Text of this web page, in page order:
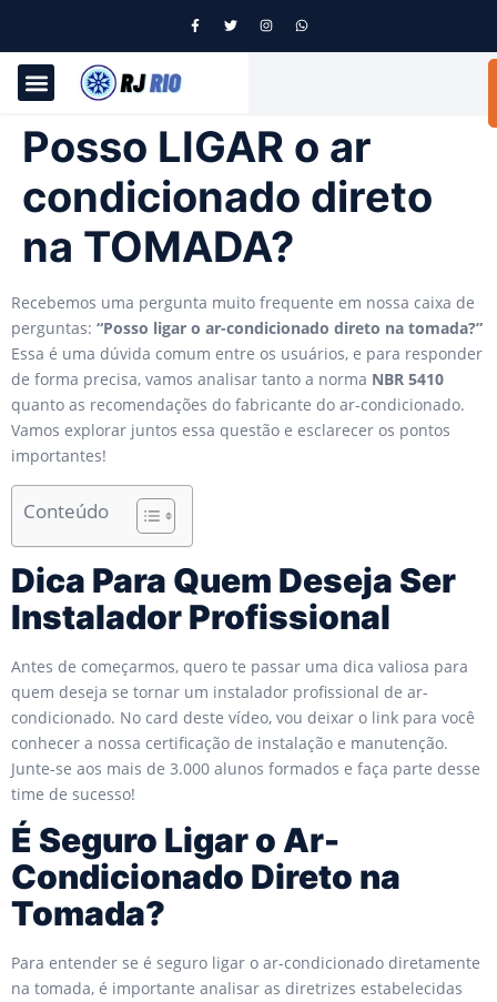
Posso LIGAR o ar
condicionado direto
na TOMADA?
Recebemos uma pergunta muito frequente em nossa caixa de
perguntas: “Posso ligar o ar-condicionado direto na tomada?”
Essa é uma dúvida comum entre os usuários, e para responder
de forma precisa, vamos analisar tanto a norma NBR 5410
quanto as recomendações do fabricante do ar-condicionado.
Vamos explorar juntos essa questão e esclarecer os pontos
importantes!
Conteúdo
Dica Para Quem Deseja Ser
Instalador Profissional
Antes de começarmos, quero te passar uma dica valiosa para
quem deseja se tornar um instalador profissional de ar-
condicionado. No card deste vídeo, vou deixar o link para você
conhecer a nossa certificação de instalação e manutenção.
Junte-se aos mais de 3.000 alunos formados e faça parte desse
time de sucesso!
É Seguro Ligar o Ar-
Condicionado Direto na
Tomada?
Para entender se é seguro ligar o ar-condicionado diretamente
na tomada, é importante analisar as diretrizes estabelecidas